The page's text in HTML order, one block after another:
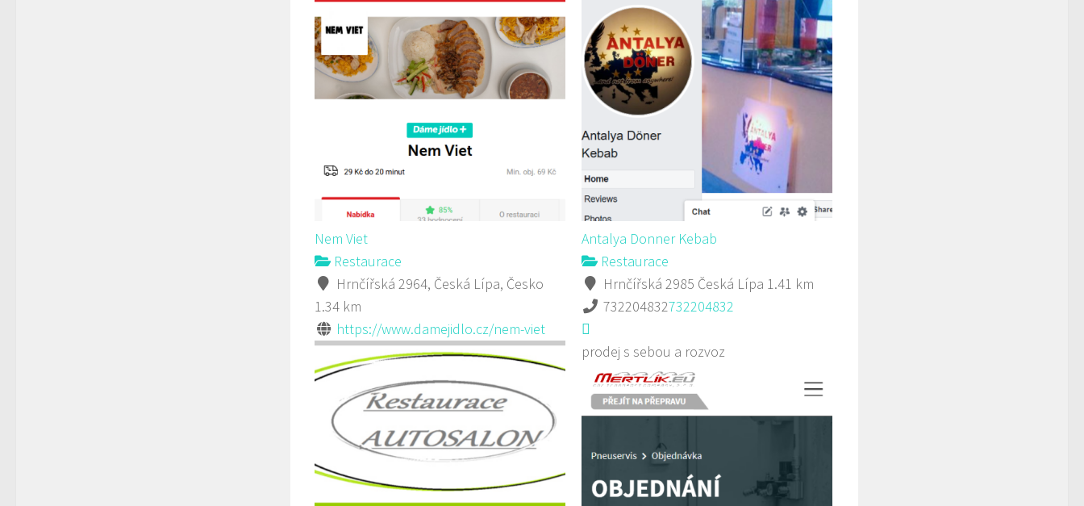
Nem Viet
Restaurace
Hrnčířská 2964, Česká Lípa, Česko
1.34 km
https://www.damejidlo.cz/nem-viet
Antalya Donner Kebab
Restaurace
Hrnčířská 2985 Česká Lípa 1.41 km
732204832732204832
prodej s sebou a rozvoz